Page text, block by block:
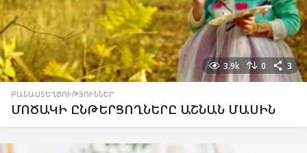
3.9k 0 3
ԲԱՆԱՍՏԵՂԾՈՒԹՅՈՒՆՆԵՐ
ՄՈԾԱԿԻ ԸՆԹԵՐՑՈՂՆԵՐԸ ԱՇՆԱՆ ՄԱՍԻՆ